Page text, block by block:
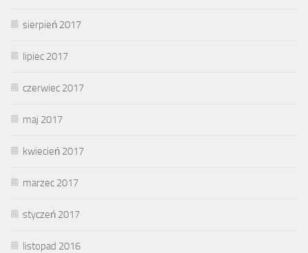
sierpień 2017
lipiec 2017
czerwiec 2017
maj 2017
kwiecień 2017
marzec 2017
styczeń 2017
listopad 2016